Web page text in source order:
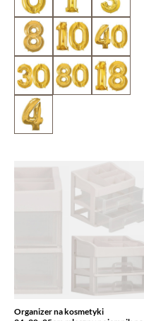
Organizer na kosmetyki